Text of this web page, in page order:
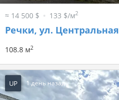
≈ 14 500 $ 133 $/м2
Речки, ул. Центральная
108.8 м2
UP 1 день назад